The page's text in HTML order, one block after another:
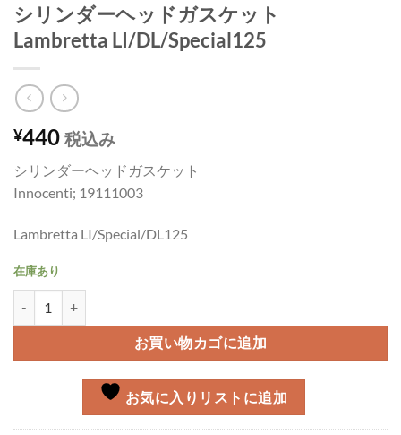
シリンダーヘッドガスケット
Lambretta LI/DL/Special125
¥440 税込み
シリンダーヘッドガスケット
Innocenti; 19111003
Lambretta LI/Special/DL125
在庫あり
お買い物カゴに追加
お気に入りリストに追加